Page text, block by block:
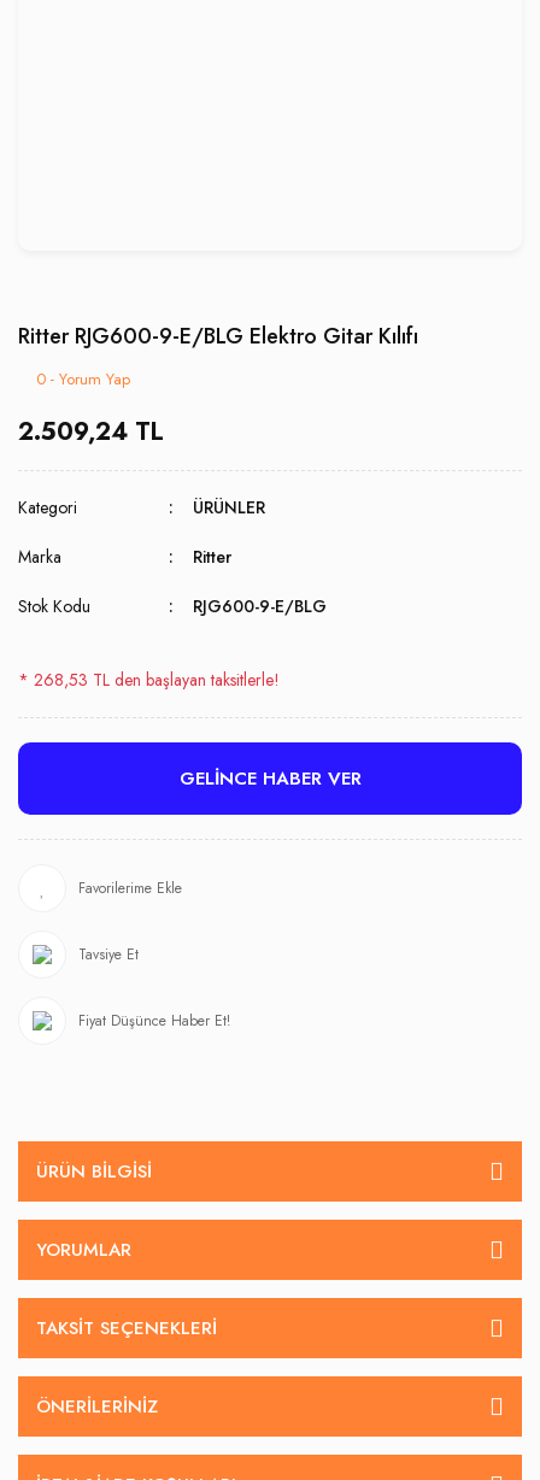
Ritter RJG600-9-E/BLG Elektro Gitar Kılıfı
0 - Yorum Yap
2.509,24 TL
Kategori ÜRÜNLER
Marka Ritter
Stok Kodu RJG600-9-E/BLG
* 268,53 TL den başlayan taksitlerle!
GELİNCE HABER VER
Tavsiye Et
Fiyat Düşünce Haber Et!
ÜRÜN BILGISI
YORUMLAR
TAKSIT SEÇENEKLERI
ÖNERILERINIZ